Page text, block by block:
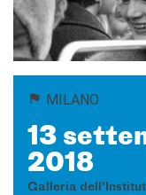
Corsi
e
Test
MILANO
13
2018
Galleria